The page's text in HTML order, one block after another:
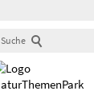
Suche